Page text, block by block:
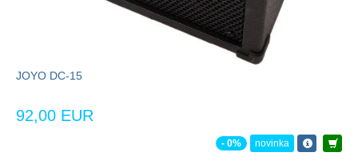
JOYO DC-15
92,00 EUR
- 0% novinka